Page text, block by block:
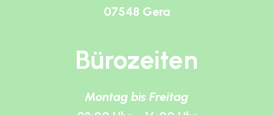
07548 Gera
Bürozeiten
Montag bis Freitag